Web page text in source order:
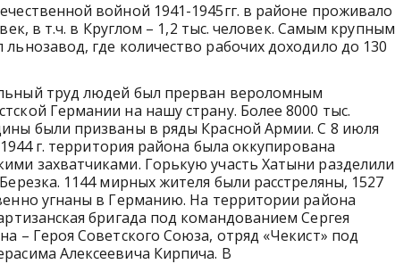
войной 1941-1945гг. в районе проживало
в т.ч. в Круглом – 1,2 тыс. человек. Самым крупным
где количество рабочих доходило до 130
труд людей был прерван вероломным
Германии на нашу страну. Более 8000 тыс.
были призваны в ряды Красной Армии. С 8 июля
г. территория района была оккупирована
захватчиками. Горькую участь Хатыни разделили
1144 мирных жителя были расстреляны, 1527
угнаны в Германию. На территории района
бригада под командованием Сергея
– Героя Советского Союза, отряд «Чекист» под
Алексеевича Кирпича. В